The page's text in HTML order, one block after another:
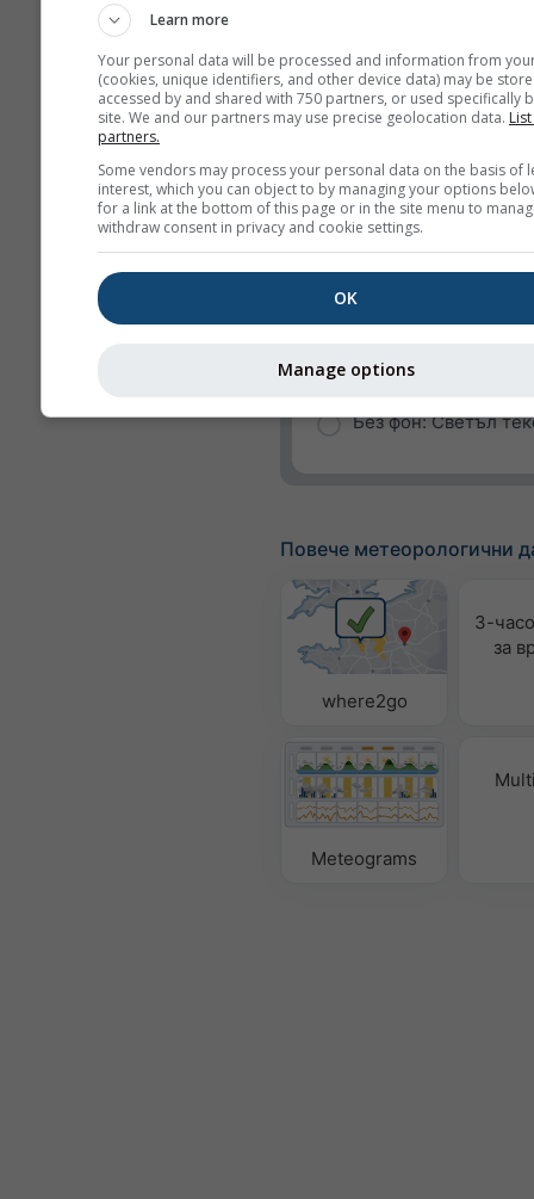
Посока на вятъра
UV-index
Валежи
Вероятност за валеж
rainSPOT
Налягане
Без фон: Светъл
Повече метеорологични
where2go
3-
за
Meteograms
Learn more
Your personal data will be processed and information from
(cookies, unique identifiers, and other device data) may be
accessed by and shared with 750 partners, or used specifically
site. We and our partners may use precise geolocation data.
partners.
Some vendors may process your personal data on the basis of
interest, which you can object to by managing your options
for a link at the bottom of this page or in the site menu to
withdraw consent in privacy and cookie settings.
OK
Manage options